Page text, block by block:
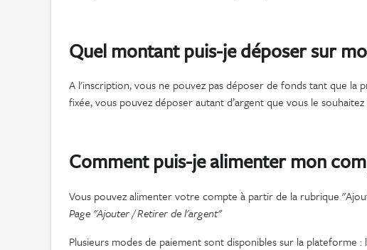
Quel montant puis-je déposer sur
A l'inscription, vous ne pouvez pas déposer de fonds tant que
fixée, vous pouvez déposer autant d’argent que vous le
Comment puis-je alimenter mon
Vous pouvez alimenter votre compte à partir de la rubrique
Page "Ajouter / Retirer de l'argent"
Plusieurs modes de paiement sont disponibles sur la